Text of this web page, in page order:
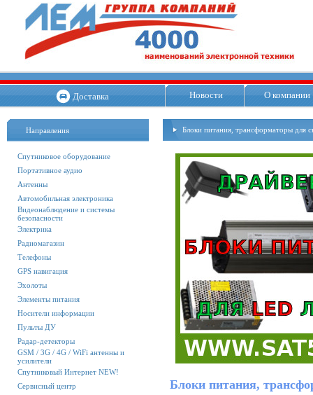
Доставка Новости О компании
Направления
Спутниковое оборудование
Портативное аудио
Антенны
Автомобильная электроника
Видеонаблюдение и системы
безопасности
Электрика
Радиомагазин
Телефоны
GPS навигация
Эхолоты
Элементы питания
Носители информации
Пульты ДУ
Радар-детекторы
GSM / 3G / 4G / WiFi антенны и
усилители
Спутниковый Интернет NEW!
Сервисный центр
Блоки питания, трансформаторы для
Блоки питания,